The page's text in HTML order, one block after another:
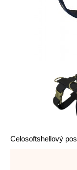
Celosoftshellový